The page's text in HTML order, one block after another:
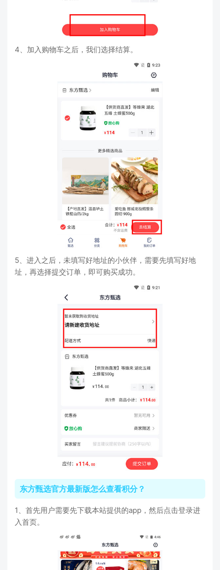
4、加入购物车之后，我们选择结算。
5、进入之后，未填写好地址的小伙伴，需要先填写好地
址，再选择提交订单，即可购买成功。
东方甄选官方最新版怎么查看积分？
1、首先用户需要先下载本站提供的app，然后点击登录进
入首页。